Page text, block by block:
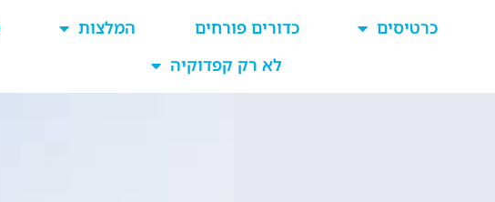
כרטיסים כדורים פורחים המלצות
לא רק קפדוקיה